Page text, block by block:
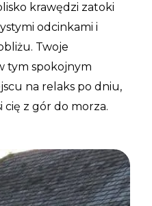
krawędzi zatoki
odcinkami i
Twoje
tym spokojnym
na relaks po dniu,
z gór do morza.